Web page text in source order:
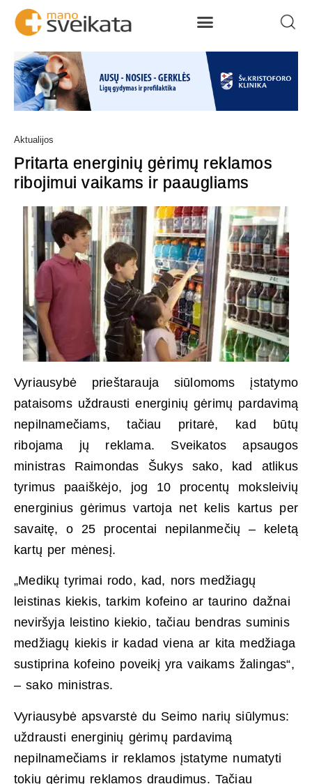
Aktualijos
Pritarta energinių gėrimų reklamos
ribojimui vaikams ir paaugliams
Vyriausybė prieštarauja siūlomoms įstatymo
pataisoms uždrausti energinių gėrimų pardavimą
nepilnamečiams, tačiau pritarė, kad būtų
ribojama jų reklama. Sveikatos apsaugos
ministras Raimondas Šukys sako, kad atlikus
tyrimus paaiškėjo, jog 10 procentų moksleivių
energinius gėrimus vartoja net kelis kartus per
savaitę, o 25 procentai nepilanmečių – keletą
kartų per mėnesį.
„Medikų tyrimai rodo, kad, nors medžiagų
leistinas kiekis, tarkim kofeino ar taurino dažnai
neviršyja leistino kiekio, tačiau bendras suminis
medžiagų kiekis ir kadad viena ar kita medžiaga
sustiprina kofeino poveikį yra vaikams žalingas“,
– sako ministras.
Vyriausybė apsvarstė du Seimo narių siūlymus:
uždrausti energinių gėrimų pardavimą
nepilnamečiams ir reklamos įstatyme numatyti
tokių gėrimų reklamos draudimus. Tačiau